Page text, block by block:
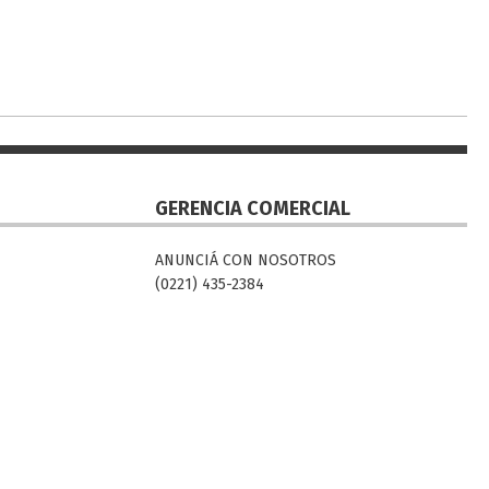
GERENCIA COMERCIAL
ANUNCIÁ CON NOSOTROS
(0221) 435-2384